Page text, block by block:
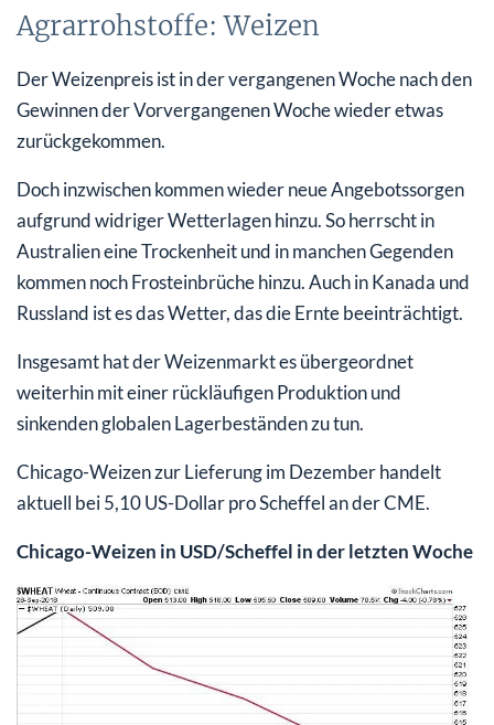
Agrarrohstoffe: Weizen
Der Weizenpreis ist in der vergangenen Woche nach den
Gewinnen der Vorvergangenen Woche wieder etwas
zurückgekommen.
Doch inzwischen kommen wieder neue Angebotssorgen
aufgrund widriger Wetterlagen hinzu. So herrscht in
Australien eine Trockenheit und in manchen Gegenden
kommen noch Frosteinbrüche hinzu. Auch in Kanada und
Russland ist es das Wetter, das die Ernte beeinträchtigt.
Insgesamt hat der Weizenmarkt es übergeordnet
weiterhin mit einer rückläufigen Produktion und
sinkenden globalen Lagerbeständen zu tun.
Chicago-Weizen zur Lieferung im Dezember handelt
aktuell bei 5,10 US-Dollar pro Scheffel an der CME.
Chicago-Weizen in USD/Scheffel in der letzten Woche